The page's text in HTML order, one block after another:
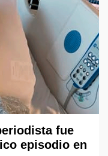
fue
episodio en